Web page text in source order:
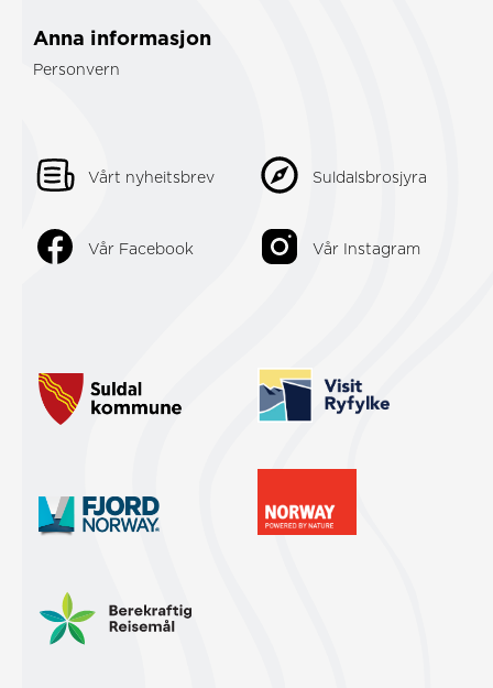
Anna informasjon
Personvern
Vårt nyheitsbrev Suldalsbrosjyra
Vår Facebook Vår Instagram